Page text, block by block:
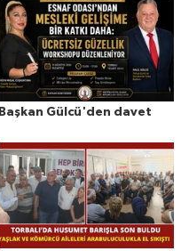
Başkan Gülcü'den davet